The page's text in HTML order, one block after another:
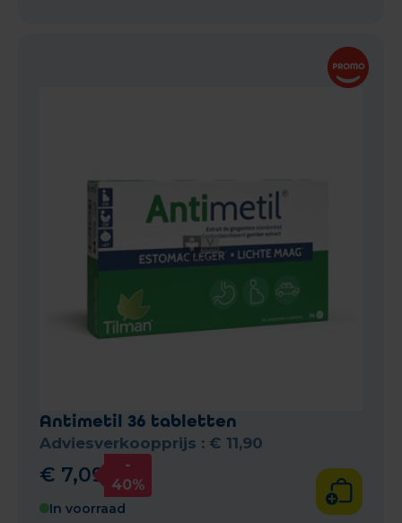
Antimetil 36 tabletten
Adviesverkoopprijs : € 11,90
€ 7,09
-
40%
In voorraad